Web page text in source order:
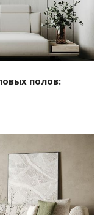
полов: